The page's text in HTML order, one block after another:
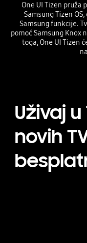
One UI Tizen pruža
Samsung Tizen
Samsung funkcije.
pomoć Samsung Knox
toga, One UI Tizen
Uživaj
novih